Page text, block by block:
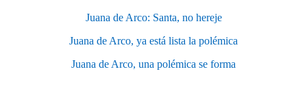
Juana de Arco: Santa, no hereje
Juana de Arco, ya está lista la polémica
Juana de Arco, una polémica se forma